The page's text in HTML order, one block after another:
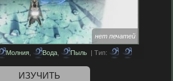
нет печатей
Молния Вода Пыль | Тип:
ИЗУЧИТЬ